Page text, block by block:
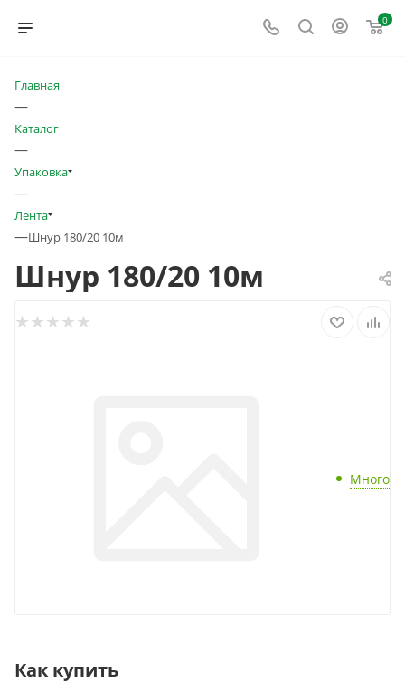
0
Главная
—
Каталог
—
Упаковка
—
Лента
—Шнур 180/20 10м
Шнур 180/20 10м
Много
Как купить